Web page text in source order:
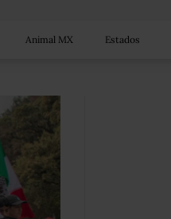
Animal MX Estados